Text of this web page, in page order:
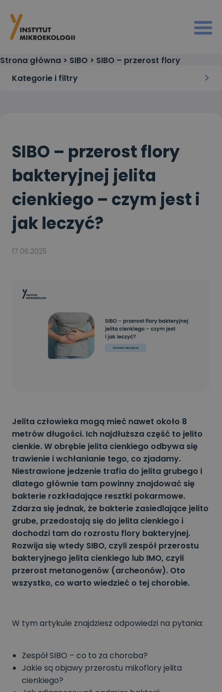
Strona główna > SIBO > SIBO – przerost flory
bakteryjnej jelita cienkiego – czym jest i jak leczyć?
Kategorie i filtry
SIBO – przerost flory
bakteryjnej jelita
cienkiego – czym jest i
jak leczyć?
17.06.2025
Jelita człowieka mogą mieć nawet około 8
metrów długości. Ich najdłuższa część to jelito
cienkie. W obrębie jelita cienkiego odbywa się
trawienie i wchłanianie tego, co zjadamy.
Niestrawione jedzenie trafia do jelita grubego i
dlatego głównie tam powinny znajdować się
bakterie rozkładające resztki pokarmowe.
Zdarza się jednak, że bakterie zasiedlające jelito
grube, przedostają się do jelita cienkiego i
dochodzi tam do rozrostu flory bakteryjnej.
Rozwija się wtedy SIBO, czyli zespół przerostu
bakteryjnego jelita cienkiego lub IMO, czyli
przerost metanogenów (archeonów). Oto
wszystko, co warto wiedzieć o tej chorobie.
W tym artykule znajdziesz odpowiedzi na pytania:
Zespół SIBO – co to za choroba?
Jakie są objawy przerostu mikoflory jelita
cienkiego?